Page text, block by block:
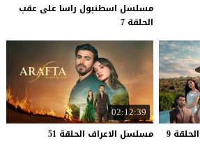
مسلسل اسطنبول راسا على عقب
الحلقة 7
الحلقة 9
02:12:39
مسلسل الاعراف الحلقة 51